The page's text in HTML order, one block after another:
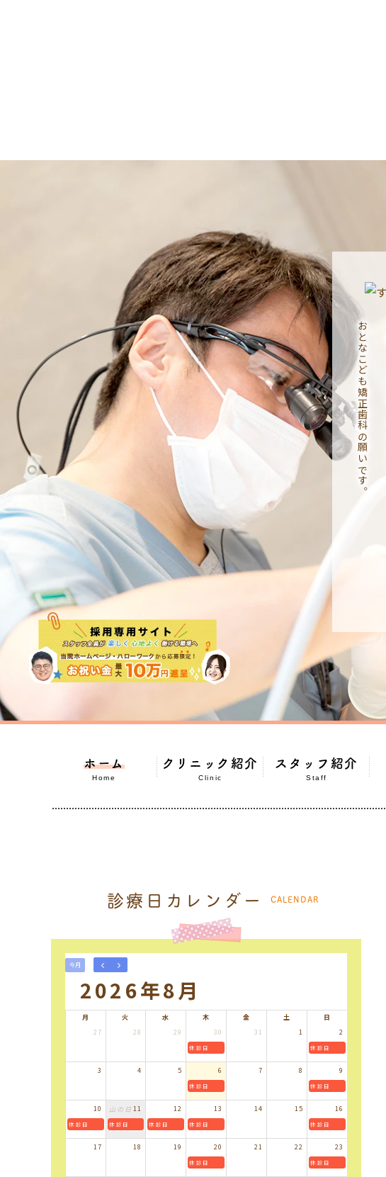
おとなこども矯正歯科の願いです。
ホーム
Home
クリニック紹介
Clinic
スタッフ紹介
Staff
診療日カレンダー CALENDAR
今月
2026年8月
月 火 水 木 金 土
日
27
28 29 30
休診日
31 1 2
休診日
3 4 5 6
休診日
7 8 9
休診日
10
休診日
11
休診日
山の日 12
休診日
13
休診日
14 15 16
休診日
17 18 19 20
休診日
21 22 23
休診日